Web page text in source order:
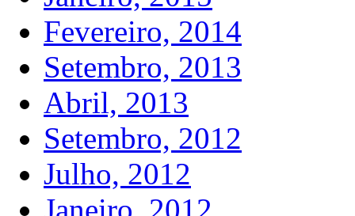
Fevereiro, 2014
Setembro, 2013
Abril, 2013
Setembro, 2012
Julho, 2012
Janeiro, 2012